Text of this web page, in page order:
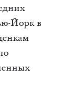
Йорк в